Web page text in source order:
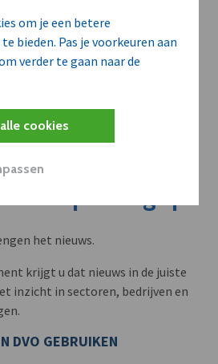
om je een betere
bieden. Pas je voorkeuren aan
verder te gaan naar de
cookies
het nieuws.
krijgt u dat nieuws in de juiste
inzicht in sectoren, bedrijven en
DVO GEBRUIKEN